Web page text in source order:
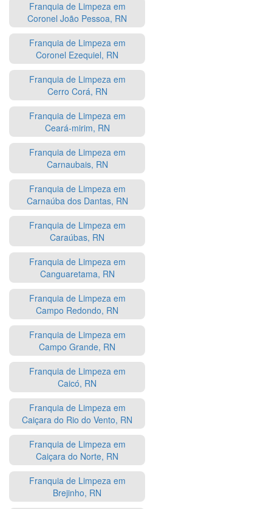
Franquia de Limpeza em
Coronel João Pessoa, RN
Franquia de Limpeza em
Coronel Ezequiel, RN
Franquia de Limpeza em
Cerro Corá, RN
Franquia de Limpeza em
Ceará-mirim, RN
Franquia de Limpeza em
Carnaubais, RN
Franquia de Limpeza em
Carnaúba dos Dantas, RN
Franquia de Limpeza em
Caraúbas, RN
Franquia de Limpeza em
Canguaretama, RN
Franquia de Limpeza em
Campo Redondo, RN
Franquia de Limpeza em
Campo Grande, RN
Franquia de Limpeza em
Caicó, RN
Franquia de Limpeza em
Caiçara do Rio do Vento, RN
Franquia de Limpeza em
Caiçara do Norte, RN
Franquia de Limpeza em
Brejinho, RN